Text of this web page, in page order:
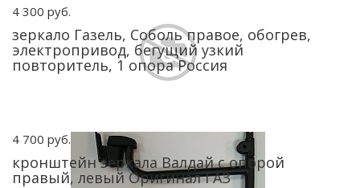
4 300 руб.
зеркало Газель, Соболь правое, обогрев,
электропривод, бегущий узкий
повторитель, 1 опора Россия
4 700 руб.
кронштейн зеркала Валдай с опорой
правый, левый Оригинал ГАЗ